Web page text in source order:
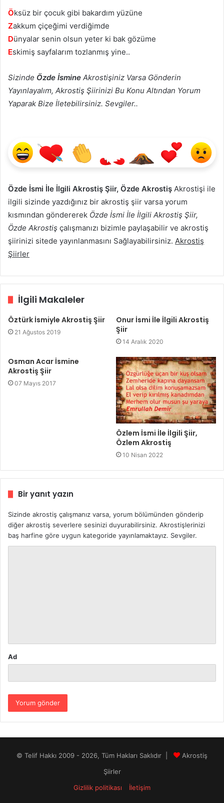
Öksüz bir çocuk gibi bakardım yüzüne
Zakkum çiçeğimi verdiğimde
Dünyalar senin olsun yeter ki bak gözüme
Eskimiş sayfalarım tozlanmış yine..
Sizinde Özde İsmine Akrostişiniz Varsa Gönderin
Yayınlayalım, Akrostiş Şiirinizi Bu Konu Altından Yorum
Yaparak Bize İletebilirsiniz. Sevgiler..
Özde İsmi İle İlgili Akrostiş Şiir, Özde Akrostiş Akrostişi ile
ilgili sizinde yazdığınız bir akrostiş şiir varsa yorum
kısmından göndererek Özde İsmi İle İlgili Akrostiş Şiir,
Özde Akrostiş çalışmanızı bizimle paylaşabilir ve akrostiş
şiirinizi sitede yayınlanmasını Sağlayabilirsiniz. Akrostiş
Şiirler
İlgili Makaleler
Öztürk İsmiyle Akrostiş Şiir
21 Ağustos 2019
Onur İsmi İle İlgili Akrostiş
Şiir
14 Aralık 2020
Osman Acar İsmine
Akrostiş Şiir
07 Mayıs 2017
Özlem İsmi İle İlgili Şiir,
Özlem Akrostiş
10 Nisan 2022
Bir yanıt yazın
Sizinde akrostiş çalışmanız varsa, yorum bölümünden gönderip
diğer akrostiş severlere sesinizi duyurabilirsiniz. Akrostişlerinizi
baş harfine göre uygun kategoride yayınlamaktayız. Sevgiler.
Ad
© Telif Hakkı 2009 - 2026, Tüm Hakları Saklıdır |
Akrostiş
Şiirler
Gizlilik politikası
İletişim